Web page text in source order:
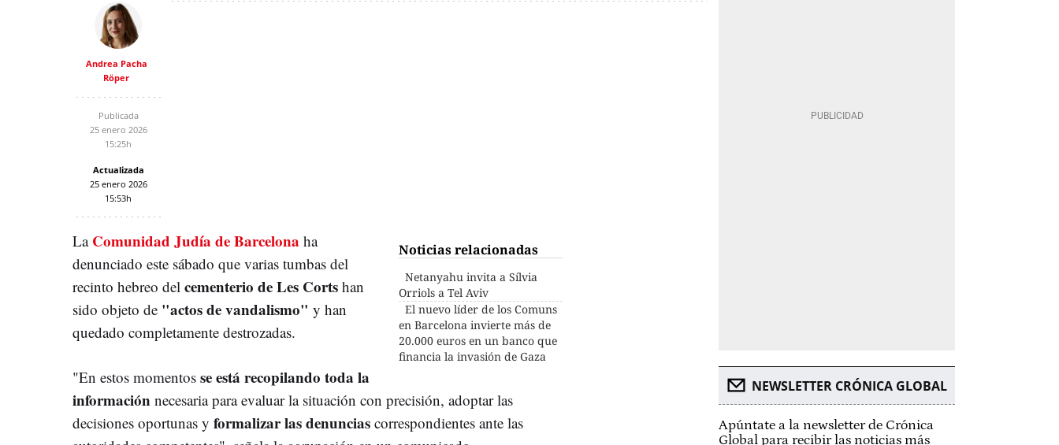
Andrea Pacha
Röper
Publicada
25 enero 2026
15:25h
Actualizada
25 enero 2026
15:53h
Noticias relacionadas
Netanyahu invita a Sílvia
Orriols a Tel Aviv
El nuevo líder de los Comuns
en Barcelona invierte más de
20.000 euros en un banco que
financia la invasión de Gaza
La Comunidad Judía de Barcelona ha
denunciado este sábado que varias tumbas del
recinto hebreo del cementerio de Les Corts han
sido objeto de "actos de vandalismo" y han
quedado completamente destrozadas.
"En estos momentos se está recopilando toda la
información necesaria para evaluar la situación con precisión, adoptar las
decisiones oportunas y formalizar las denuncias correspondientes ante las
NEWSLETTER CRÓNICA GLOBAL
Apúntate a la newsletter de Crónica
Global para recibir las noticias más